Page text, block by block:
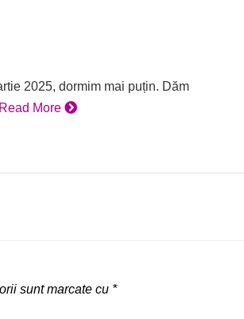
2025, dormim mai puțin. Dăm
Read More
sunt marcate cu *